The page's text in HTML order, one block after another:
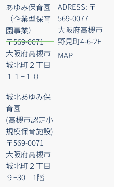
あゆみ保育園
（企業型保育
園事業）
〒569-0071
大阪府高槻市
城北町２丁目
１１−１０
城北あゆみ保
育園
(高槻市認定小
規模保育施設)
〒569-0071
大阪府高槻市
城北町２丁目
９−30 1階
ADRESS: 〒
569-0077
大阪府高槻市
野見町4-6-2F
MAP